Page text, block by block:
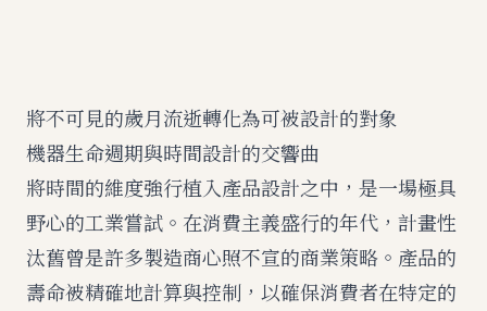
將不可見的歲月流逝轉化為可被設計的對象
機器生命週期與時間設計的交響曲
將時間的維度強行植入產品設計之中，是一場極具
野心的工業嘗試。在消費主義盛行的年代，計畫性
汰舊曾是許多製造商心照不宣的商業策略。產品的
壽命被精確地計算與控制，以確保消費者在特定的